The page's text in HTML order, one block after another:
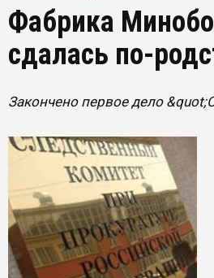
Фабрика
сдалась по-
Закончено первое дело